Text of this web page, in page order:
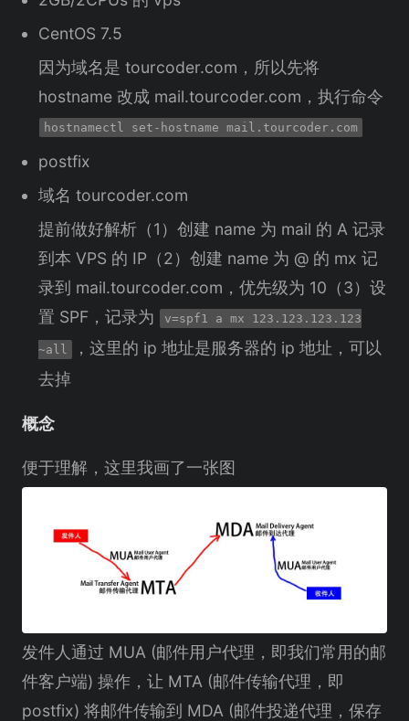
CentOS 7.5
因为域名是 tourcoder.com，所以先将
hostname 改成 mail.tourcoder.com，执行命令
hostnamectl set-hostname mail.tourcoder.com
postfix
域名 tourcoder.com
提前做好解析（1）创建 name 为 mail 的 A 记录
到本 VPS 的 IP（2）创建 name 为 @ 的 mx 记
录到 mail.tourcoder.com，优先级为 10（3）设
置 SPF，记录为
v=spf1 a mx 123.123.123.123
~all
，这里的 ip 地址是服务器的 ip 地址，可以
去掉
概念
便于理解，这里我画了一张图
发件人通过 MUA (邮件用户代理，即我们常用的邮
件客户端) 操作，让 MTA (邮件传输代理，即
postfix) 将邮件传输到 MDA (邮件投递代理，保存